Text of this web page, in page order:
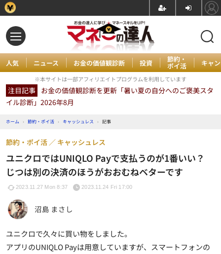
人気 ニュース お金の価値観診断 投資 節約・
ポイ活 キャ
※本サイトは一部アフィリエイトプログラムを利用しています
注目記事 お金の価値観診断を更新「暑い夏の自分へのご褒美スタ
イル診断」2026年8月
ホーム › 節約・ポイ活 › キャッシュレス › 記事
ユニクロではUNIQLO Payで支払うのが1番いい？
じつは別の決済のほうがおおむねベターです
節約・ポイ活 キャッシュレス
2023.11.27 Mon 8:37 2023.11.24 Fri 17:00
沼島 まさし
ユニクロで久々に買い物をしました。
アプリのUNIQLO Payは用意していますが、スマートフォンの